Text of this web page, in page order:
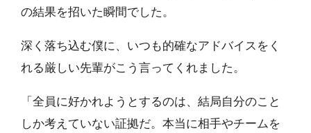
の結果を招いた瞬間でした。
深く落ち込む僕に、いつも的確なアドバイスをく
れる厳しい先輩がこう言ってくれました。
「全員に好かれようとするのは、結局自分のこと
しか考えていない証拠だ。本当に相手やチームを